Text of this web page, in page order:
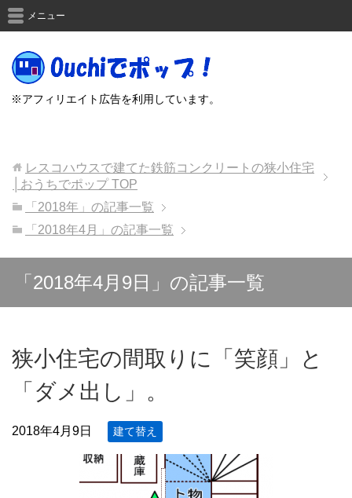
※アフィリエイト広告を利用しています。
メニュー
レスコハウスで建てた鉄筋コンクリートの狭小住宅
│おうちでポップTOP
「2018年」の記事一覧
「2018年4月」の記事一覧
「2018年4月9日」の記事一覧
狭小住宅の間取りに「笑顔」と
「ダメ出し」。
2018年4月9日 建て替え